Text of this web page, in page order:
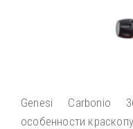
Genesi Carbonio
особенности